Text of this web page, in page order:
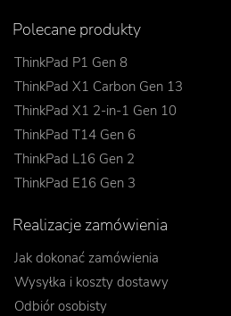
Polecane produkty
ThinkPad P1 Gen 8
ThinkPad X1 Carbon Gen 13
ThinkPad X1 2-in-1 Gen 10
ThinkPad T14 Gen 6
ThinkPad L16 Gen 2
ThinkPad E16 Gen 3
Realizacje zamówienia
Jak dokonać zamówienia
Wysyłka i koszty dostawy
Odbiór osobisty